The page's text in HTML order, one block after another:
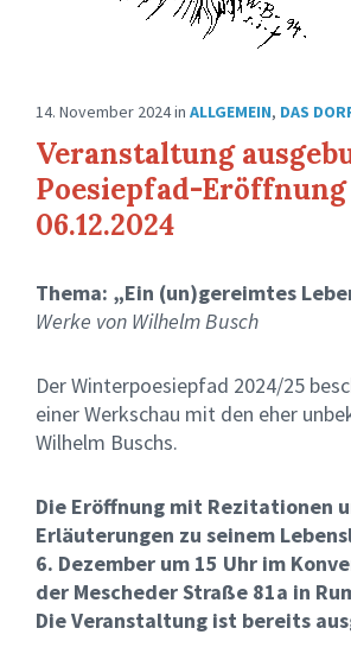
14. November 2024in ALLGEMEIN, DAS
Veranstaltung
Poesiepfad-Eröffnung
06.12.2024
Thema: „Ein (un)gereimtes
Werke von Wilhelm Busch
Der Winterpoesiepfad 2024/25
einer Werkschau mit den eher
Wilhelm Buschs.
Die Eröffnung mit Rezitationen
Erläuterungen zu seinem
6. Dezember um 15 Uhr im
der Mescheder Straße 81a in
Die Veranstaltung ist bereits